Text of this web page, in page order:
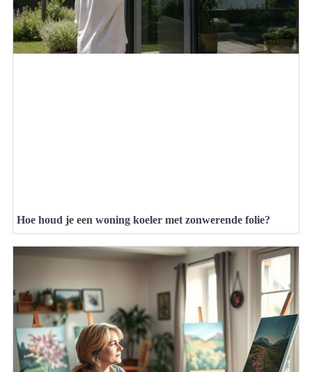
Hoe houd je een woning koeler met zonwerende folie?